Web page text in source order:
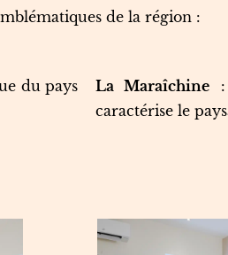
de la région :
du pays
La Maraîchine :
caractérise le